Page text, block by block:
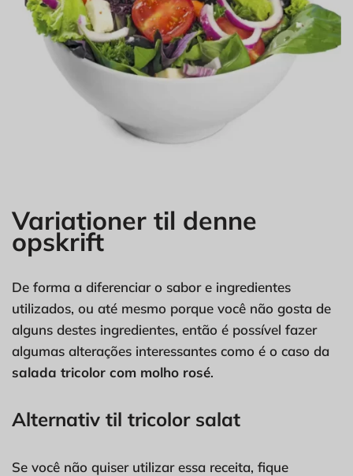
Variationer til denne
opskrift
De forma a diferenciar o sabor e ingredientes
utilizados, ou até mesmo porque você não gosta de
alguns destes ingredientes, então é possível fazer
algumas alterações interessantes como é o caso da
salada tricolor com molho rosé.
Alternativ til tricolor salat
Se você não quiser utilizar essa receita, fique